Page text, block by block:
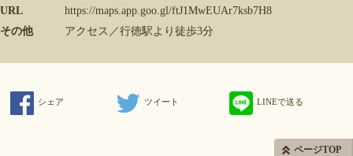
URL
https://maps.app.goo.gl/ftJ1MwEUAr7ksb7H8
その他
アクセス／行徳駅より徒歩3分
シェア ツイート LINEで送る
ページTOP